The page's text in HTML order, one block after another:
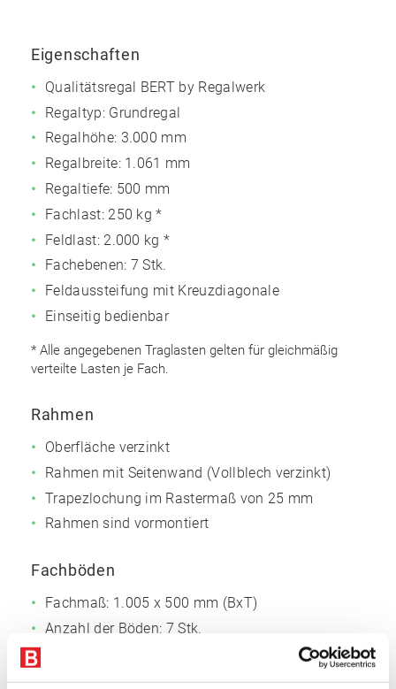
Eigenschaften
Qualitätsregal BERT by Regalwerk
Regaltyp: Grundregal
Regalhöhe: 3.000 mm
Regalbreite: 1.061 mm
Regaltiefe: 500 mm
Fachlast: 250 kg *
Feldlast: 2.000 kg *
Fachebenen: 7 Stk.
Feldaussteifung mit Kreuzdiagonale
Einseitig bedienbar
* Alle angegebenen Traglasten gelten für gleichmäßig
verteilte Lasten je Fach.
Rahmen
Oberfläche verzinkt
Rahmen mit Seitenwand (Vollblech verzinkt)
Trapezlochung im Rastermaß von 25 mm
Rahmen sind vormontiert
Fachböden
Fachmaß: 1.005 x 500 mm (BxT)
Anzahl der Böden: 7 Stk.
3-fach gekantet, 40 mm Rohrkante, für